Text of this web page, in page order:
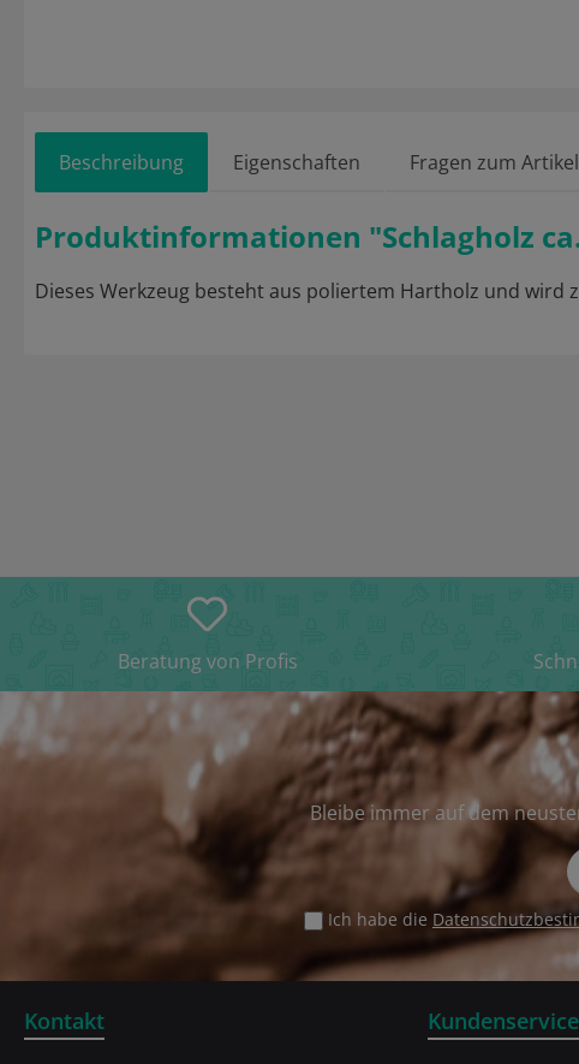
Beschreibung Eigenschaften Fragen zum Artikel
Produktinformationen "Schlagholz ca.
Dieses Werkzeug besteht aus poliertem Hartholz und
Beratung von Profis
Bleibe immer auf dem
Ich habe die
Kundenservice
Kontakt